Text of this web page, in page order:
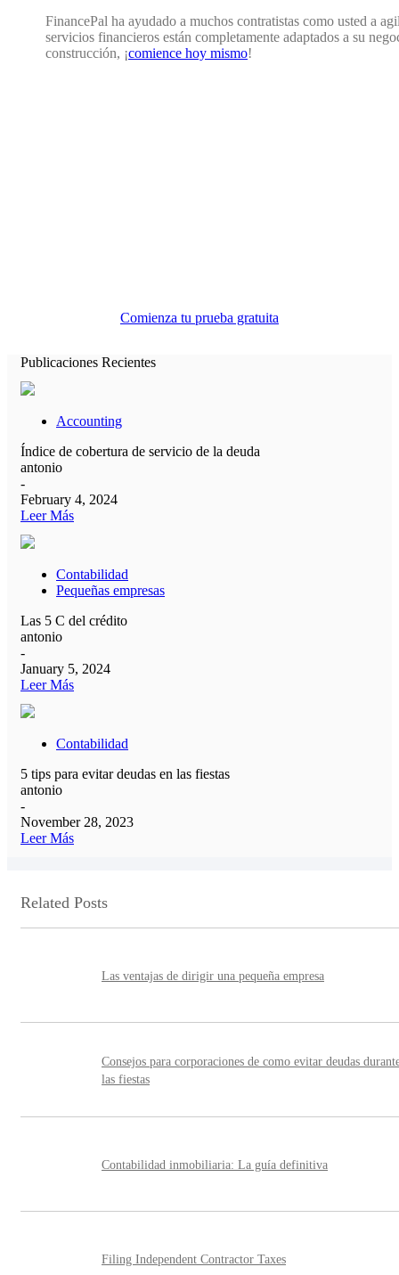
FinancePal ha ayudado a muchos contratistas como usted a
servicios financieros están completamente adaptados a su
construcción, ¡comience hoy mismo!
Comienza tu prueba gratuita
Publicaciones Recientes
Accounting
Índice de cobertura de servicio de la deuda
antonio
-
February 4, 2024
Leer Más
Contabilidad
Pequeñas empresas
Las 5 C del crédito
antonio
-
January 5, 2024
Leer Más
Contabilidad
5 tips para evitar deudas en las fiestas
antonio
-
November 28, 2023
Leer Más
Related Posts
Las ventajas de dirigir una pequeña empresa
Consejos para corporaciones de como evitar deudas
las fiestas
Contabilidad inmobiliaria: La guía definitiva
Filing Independent Contractor Taxes